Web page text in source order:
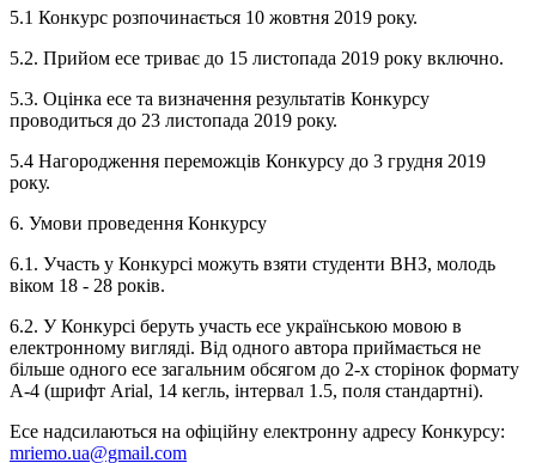
5.1 Конкурс розпочинається 10 жовтня 2019 року.
5.2. Прийом есе триває до 15 листопада 2019 року включно.
5.3. Оцінка есе та визначення результатів Конкурсу
проводиться до 23 листопада 2019 року.
5.4 Нагородження переможців Конкурсу до 3 грудня 2019
року.
6. Умови проведення Конкурсу
6.1. Участь у Конкурсі можуть взяти студенти ВНЗ, молодь
віком 18 - 28 років.
6.2. У Конкурсі беруть участь есе українською мовою в
електронному вигляді. Від одного автора приймається не
більше одного есе загальним обсягом до 2-х сторінок формату
А-4 (шрифт Arial, 14 кегль, інтервал 1.5, поля стандартні).
Есе надсилаються на офіційну електронну адресу Конкурсу:
mriemo.ua@gmail.com